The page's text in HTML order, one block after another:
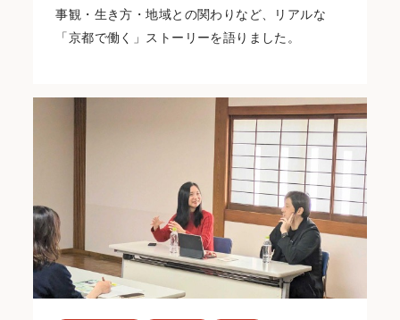
事観・生き方・地域との関わりなど、リアルな
「京都で働く」ストーリーを語りました。